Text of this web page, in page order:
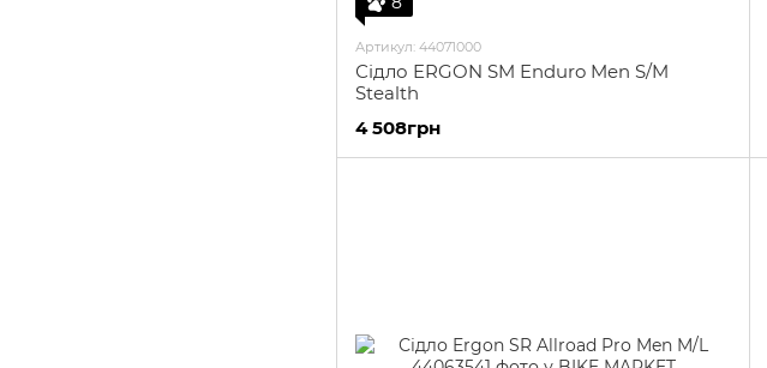
Артикул: 44071000
Сідло ERGON SM Enduro Men S/M
Stealth
4 508грн